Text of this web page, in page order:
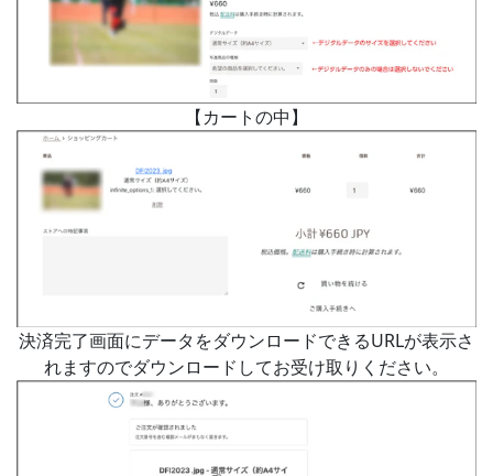
【カートの中】
決済完了画面にデータをダウンロードできるURLが表示さ
れますのでダウンロードしてお受け取りください。